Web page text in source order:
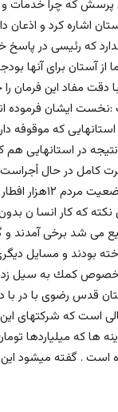
كه چرا خدمات و
اشاره كرد و اذعان
كه رئيسى در پاسخ
از آستان براى آنها
با دقت مفاد اين
:نخست ايشان فرموده
كه موقوفه
نتيجه در استانهايى
كامل در حال
نكته كه كار انسا ن
بودند و
رضوی با در با در
است که شرکتهای
ها که میلیاردها
. گفته میشود